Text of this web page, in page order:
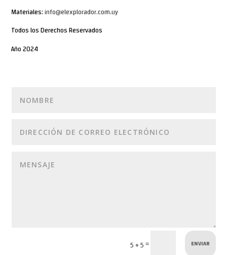
Materiales:info@elexplorador.com.uy
Todos los Derechos Reservados
Año 2024
5 + 5 = ENVIAR